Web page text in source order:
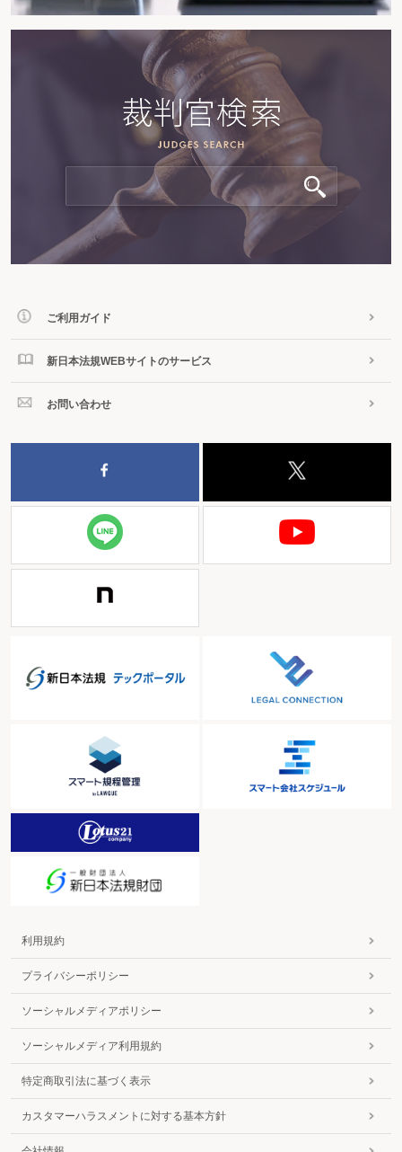
ご利用ガイド
新日本法規WEBサイトのサービス
お問い合わせ
利用規約
プライバシーポリシー
ソーシャルメディアポリシー
ソーシャルメディア利用規約
特定商取引法に基づく表示
カスタマーハラスメントに対する基本方針